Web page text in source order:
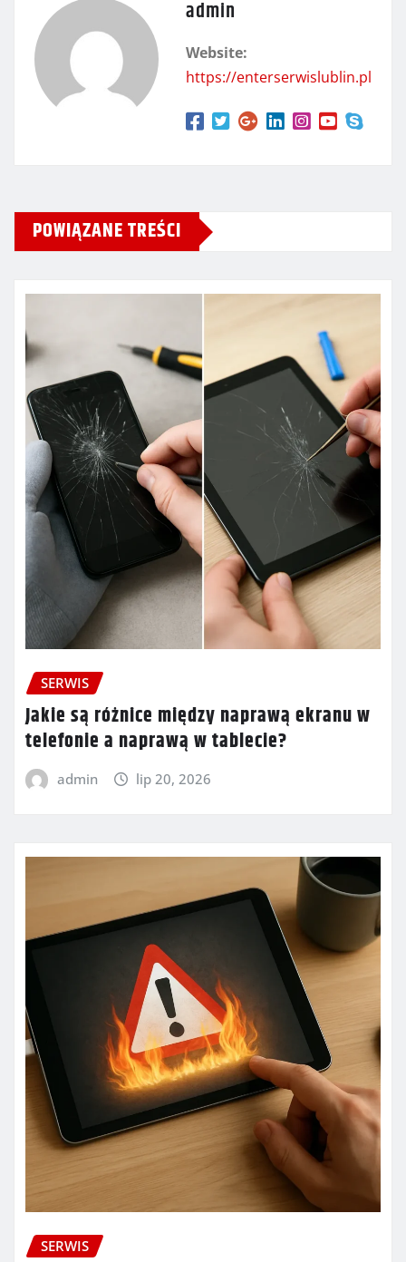
admin
Website:
https://enterserwislublin.pl
POWIĄZANE TREŚCI
SERWIS
Jakie są różnice między naprawą ekranu w
telefonie a naprawą w tablecie?
admin lip 20, 2026
SERWIS